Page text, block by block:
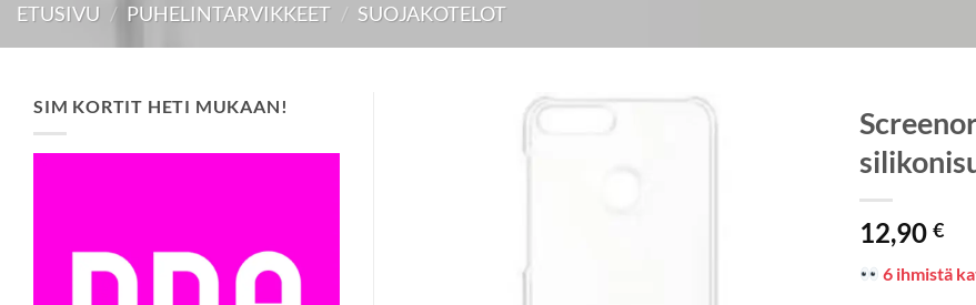
ETUSIVU / PUHELINTARVIKKEET / SUOJAKOTELOT
SIM KORTIT HETI MUKAAN!
12,90€
6 ihmistä